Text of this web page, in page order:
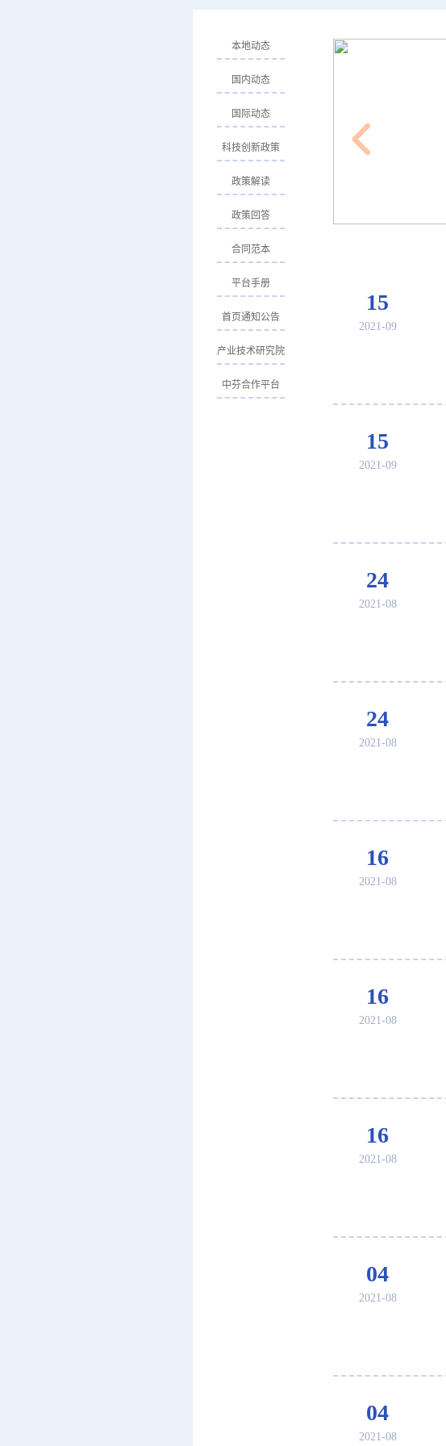
本地动态
国内动态
国际动态
科技创新政策
政策解读
政策回答
合同范本
平台手册
首页通知公告
产业技术研究院
中芬合作平台
15
2021-09
15
2021-09
24
2021-08
24
2021-08
16
2021-08
16
2021-08
16
2021-08
04
2021-08
04
2021-08